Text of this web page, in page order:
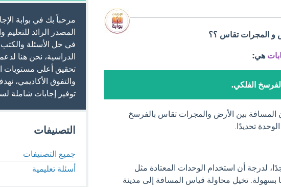
و المجرات تقاس ؟؟
هي:
الفلكي.
بين الأرض والمجرات تقاس بالفرسخ
تحديدًا.
لدرجة أن استخدام الوحدات المعتادة مثل
بسهولة. تخيل محاولة قياس المسافة إلى مدينة
مرحباً بك في بوابة
المصدر الرائد للتعليم
في حل الأسئلة والكتب
الدراسية، نحن هنا
تحقيق أعلى مستويات
والتفوق الأكاديمي،
توفير إجابات شاملة
التصنيفات
جميع التصنيفات
أسئلة تعليمية